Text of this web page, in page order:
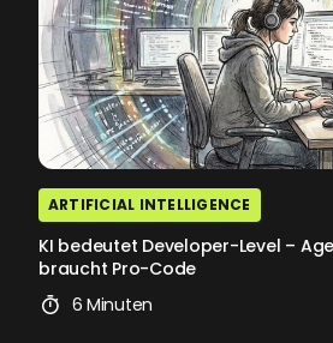
ARTIFICIAL INTELLIGENCE
KI bedeutet Developer-Level –
braucht Pro-Code
6 Minuten